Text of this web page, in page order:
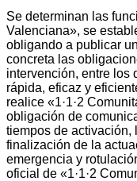
Se determinan las
Valenciana», se
obligando a publicar
concreta las
intervención, entre los
rápida, eficaz y
realice «1·1·2
obligación de
tiempos de activación,
finalización de la
emergencia y
oficial de «1·1·2